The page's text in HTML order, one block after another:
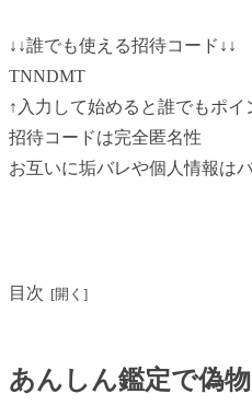
↓↓誰でも使える招待コード↓ ↓
TNNDMT
↑入力して始めると誰でもポイ
招待コードは完全匿名性
お互いに垢バレや個人情報は
目次
あんしん鑑定で偽